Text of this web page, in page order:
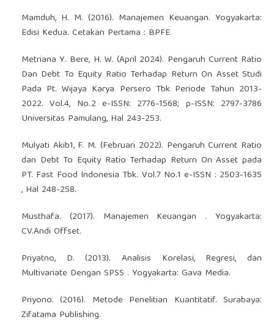
Mamduh, H. M. (2016). Manajemen Keuangan. Yogyakarta:
Edisi Kedua. Cetakan Pertama : BPFE.
Metriana Y. Bere, H. W. (April 2024). Pengaruh Current Ratio
Dan Debt To Equity Ratio Terhadap Return On Asset Studi
Pada Pt. Wijaya Karya Persero Tbk Periode Tahun 2013-
2022. Vol.4, No.2 e-ISSN: 2776-1568; p-ISSN: 2797-3786
Universitas Pamulang, Hal 243-253.
Mulyati Akib1, F. M. (Februari 2022). Pengaruh Current Ratio
dan Debt To Equity Ratio Terhadap Return On Asset pada
PT. Fast Food Indonesia Tbk. Vol.7 No.1 e-ISSN : 2503-1635
, Hal 248-258.
Musthafa. (2017). Manajemen Keuangan . Yogyakarta:
CV.Andi Offset.
Priyatno, D. (2013). Analisis Korelasi, Regresi, dan
Multivariate Dengan SPSS . Yogyakarta: Gava Media.
Priyono. (2016). Metode Penelitian Kuantitatif. Surabaya:
Zifatama Publishing.